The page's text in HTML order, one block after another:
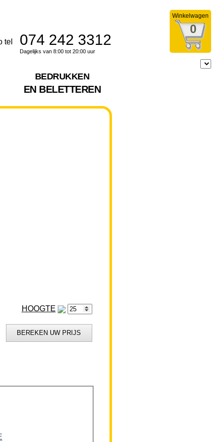
Winkelwagen
0
074 242 3312
Dagelijks van 8:00 tot 20:00 uur
BEDRUKKEN
EN BELETTEREN
HOOGTE